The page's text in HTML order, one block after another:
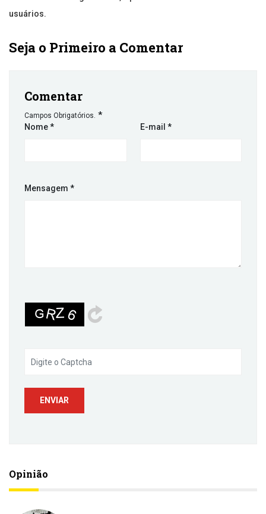
usuários.
Seja o Primeiro a Comentar
Comentar
Campos Obrigatórios. *
Nome* E-mail *
Mensagem *
Opinião